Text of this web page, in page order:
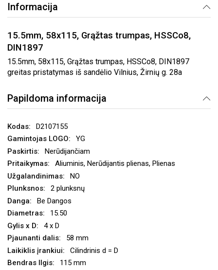
Informacija
15.5mm, 58x115, Grąžtas trumpas, HSSCo8,
DIN1897
15.5mm, 58x115, Grąžtas trumpas, HSSCo8, DIN1897
greitas pristatymas iš sandėlio Vilnius, Žirnių g. 28a
Papildoma informacija
D2107155
YG
Nerūdijančiam
Aliuminis, Nerūdijantis plienas, Plienas
NO
2 plunksnų
Be Dangos
15.50
4 x D
58 mm
Cilindrinis d = D
115 mm